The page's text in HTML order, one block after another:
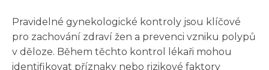
Pravidelné gynekologické kontroly jsou klíčové
pro zachování zdraví žen a prevenci vzniku polypů
v děloze. Během těchto kontrol lékaři mohou
identifikovat příznaky nebo rizikové faktory